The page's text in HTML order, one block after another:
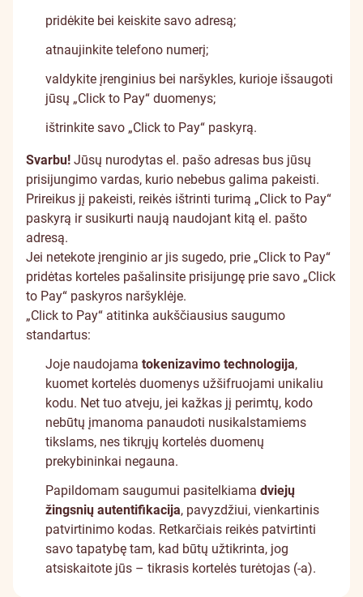
pridėkite bei keiskite savo adresą;
atnaujinkite telefono numerį;
valdykite įrenginius bei naršykles, kurioje išsaugoti
jūsų „Click to Pay“ duomenys;
ištrinkite savo „Click to Pay“ paskyrą.
Svarbu! Jūsų nurodytas el. pašo adresas bus jūsų
prisijungimo vardas, kurio nebebus galima pakeisti.
Prireikus jį pakeisti, reikės ištrinti turimą „Click to Pay“
paskyrą ir susikurti naują naudojant kitą el. pašto
adresą.
Jei netekote įrenginio ar jis sugedo, prie „Click to Pay“
pridėtas korteles pašalinsite prisijungę prie savo „Click
to Pay“ paskyros naršyklėje.
„Click to Pay“ atitinka aukščiausius saugumo
standartus:
Joje naudojama tokenizavimo technologija,
kuomet kortelės duomenys užšifruojami unikaliu
kodu. Net tuo atveju, jei kažkas jį perimtų, kodo
nebūtų įmanoma panaudoti nusikalstamiems
tikslams, nes tikrųjų kortelės duomenų
prekybininkai negauna.
Papildomam saugumui pasitelkiama dviejų
žingsnių autentifikacija, pavyzdžiui, vienkartinis
patvirtinimo kodas. Retkarčiais reikės patvirtinti
savo tapatybę tam, kad būtų užtikrinta, jog
atsiskaitote jūs – tikrasis kortelės turėtojas (-a).